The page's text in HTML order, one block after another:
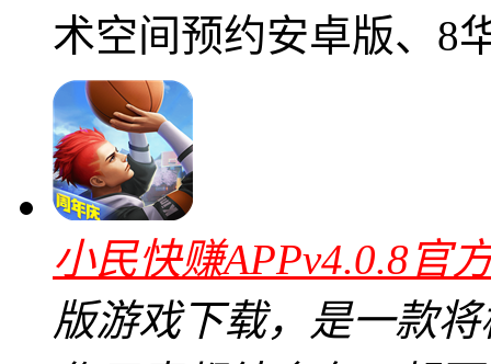
术空间预约安卓版、8
小民快赚APPv4.0.8官
版游戏下载，是一款